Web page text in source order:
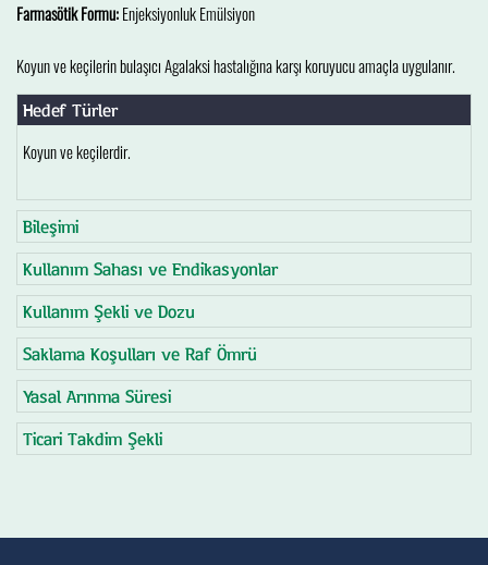
Farmasötik Formu:Enjeksiyonluk Emülsiyon
Koyun ve keçilerin bulaşıcı Agalaksi hastalığına karşı koruyucu amaçla uygulanır.
Hedef Türler
Koyun ve keçilerdir.
Bileşimi
Kullanım Sahası ve Endikasyonlar
Kullanım Şekli ve Dozu
Saklama Koşulları ve Raf Ömrü
Yasal Arınma Süresi
Ticari Takdim Şekli